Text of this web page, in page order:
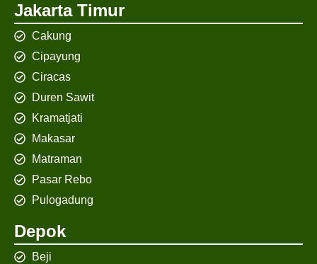
Jakarta Timur
Cakung
Cipayung
Ciracas
Duren Sawit
Kramatjati
Makasar
Matraman
Pasar Rebo
Pulogadung
Depok
Beji